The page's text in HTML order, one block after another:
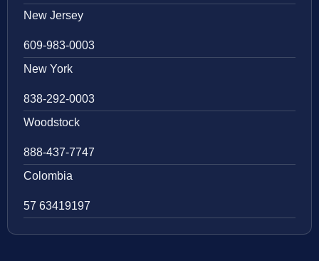
New Jersey
609-983-0003
New York
838-292-0003
Woodstock
888-437-7747
Colombia
57 63419197